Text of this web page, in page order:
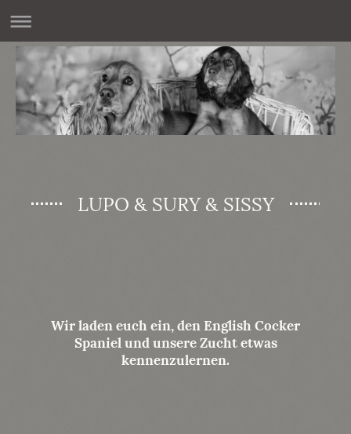
LUPO & SURY & SISSY
Wir laden euch ein, den English Cocker
Spaniel und unsere Zucht etwas
kennenzulernen.